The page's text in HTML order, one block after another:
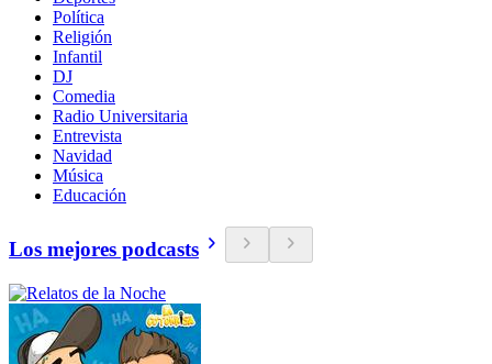
Política
Religión
Infantil
DJ
Comedia
Radio Universitaria
Entrevista
Navidad
Música
Educación
Los mejores podcasts